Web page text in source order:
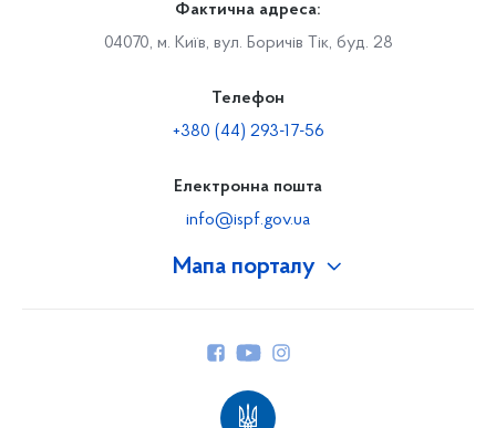
Мапа порталу
Фактична адреса:
04070, м. Київ, вул. Боричів Тік, буд. 28
Телефон
+380 (44) 293-17-56
Електронна пошта
info@ispf.gov.ua